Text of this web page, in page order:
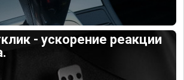
- ускорение реакции